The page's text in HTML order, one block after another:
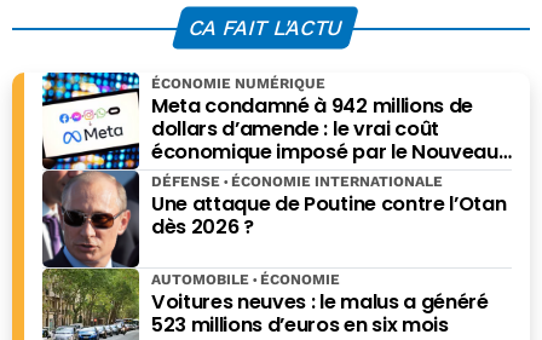
déjà l’audiovisuelCA FAIT L'ACTU
Meta condamné à 942 millions de
dollars d’amende : le vrai coût
économique imposé par le Nouveau-
Mexique
ÉCONOMIE NUMÉRIQUE
Une attaque de Poutine contre l’Otan
dès 2026 ?
DÉFENSE ÉCONOMIE INTERNATIONALE
Voitures neuves : le malus a généré
523 millions d’euros en six mois
AUTOMOBILE ÉCONOMIE